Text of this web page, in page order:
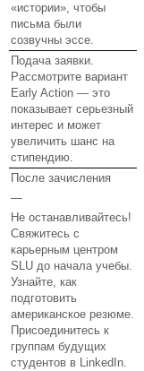
«истории», чтобы
письма были
созвучны эссе.
Подача заявки.
Рассмотрите вариант
Early Action — это
показывает серьезный
интерес и может
увеличить шанс на
стипендию.
После зачисления
—
Не останавливайтесь!
Свяжитесь с
карьерным центром
SLU до начала учебы.
Узнайте, как
подготовить
американское резюме.
Присоединитесь к
группам будущих
студентов в LinkedIn.